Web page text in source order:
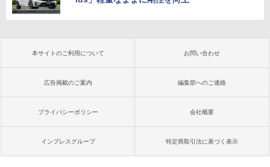
本サイトのご利用について お問い合わせ
広告掲載のご案内 編集部へのご連絡
プライバシーポリシー 会社概要
インプレスグループ 特定商取引法に基づく表示